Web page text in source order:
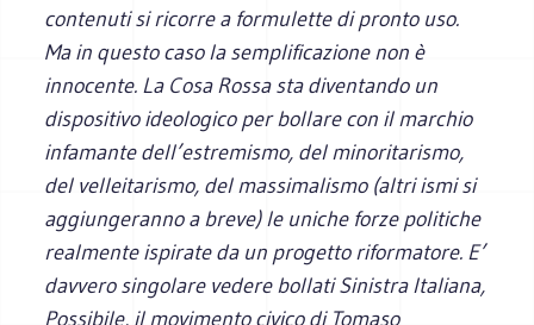
contenuti si ricorre a formulette di pronto uso.
Ma in questo caso la semplificazione non è
innocente. La Cosa Rossa sta diventando un
dispositivo ideologico per bollare con il marchio
infamante dell’estremismo, del minoritarismo,
del velleitarismo, del massimalismo (altri ismi si
aggiungeranno a breve) le uniche forze politiche
realmente ispirate da un progetto riformatore. E’
davvero singolare vedere bollati Sinistra Italiana,
Possibile, il movimento civico di Tomaso